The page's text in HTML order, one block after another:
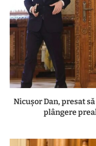
Nicușor Dan, presat
plângere